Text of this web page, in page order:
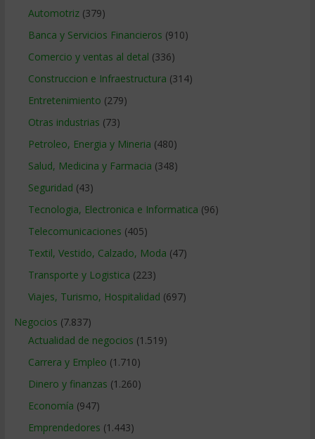
Automotriz(379)
Banca y Servicios Financieros (910)
Comercio y ventas al detal (336)
Construccion e Infraestructura (314)
Entretenimiento (279)
Otras industrias (73)
Petroleo, Energia y Mineria (480)
Salud, Medicina y Farmacia (348)
Seguridad (43)
Tecnologia, Electronica e Informatica (96)
Telecomunicaciones (405)
Textil, Vestido, Calzado, Moda (47)
Transporte y Logistica (223)
Viajes, Turismo, Hospitalidad (697)
Negocios (7.837)
Actualidad de negocios (1.519)
Carrera y Empleo (1.710)
Dinero y finanzas (1.260)
Economía (947)
Emprendedores (1.443)